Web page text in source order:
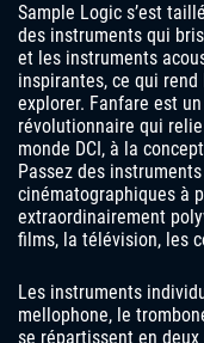
Sample Logic s’est
des instruments qui
et les instruments
inspirantes, ce qui
explorer. Fanfare est
révolutionnaire qui
monde DCI, à la
Passez des
cinématographiques à
extraordinairement
films, la télévision, les
Les instruments
mellophone, le
se répartissent en